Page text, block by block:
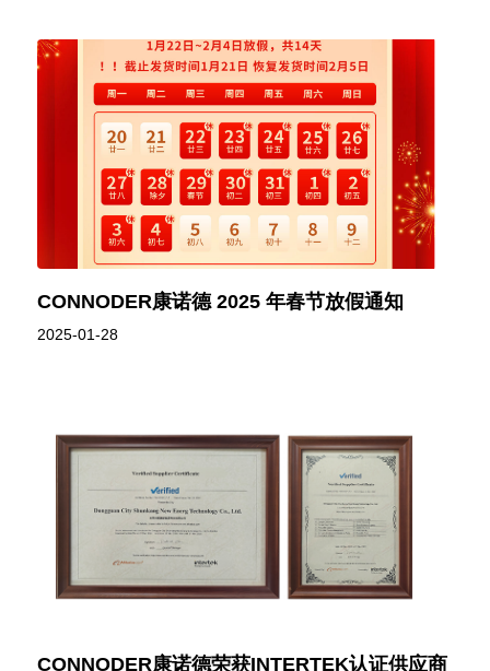
CONNODER康诺德 2025 年春节放假通知
2025-01-28
CONNODER康诺德荣获INTERTEK认证供应商